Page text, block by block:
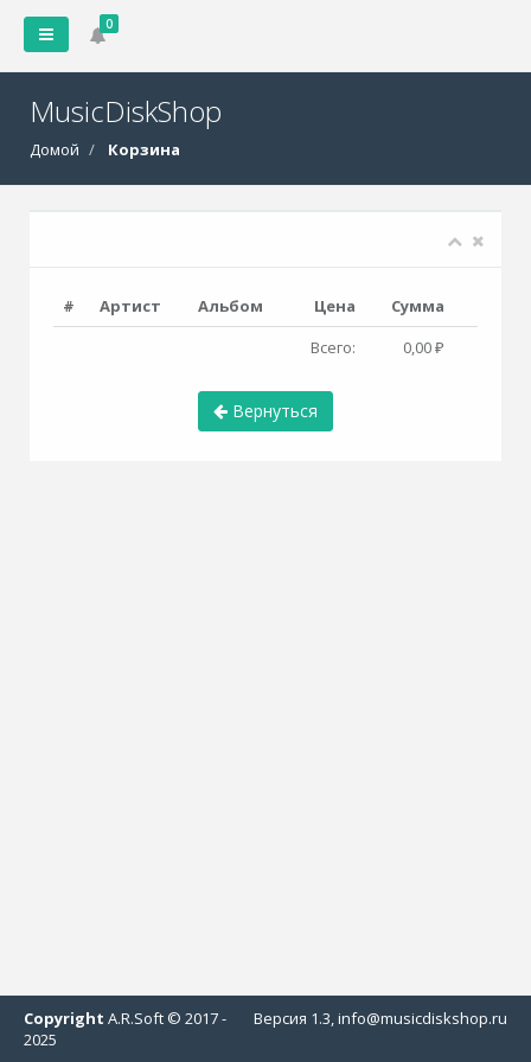
0
MusicDiskShop
Домой Корзина
# Артист Альбом Цена
Сумма
Всего:
0,00 ₽
Вернуться
Версия 1.3, info@musicdiskshop.ru
Copyright A.R.Soft © 2017 -
2025